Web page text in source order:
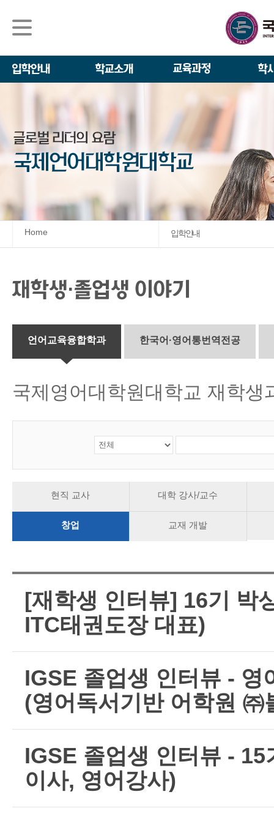
석사/박사과정
일반(내국인)전
외국인 유학생
모집요강
About IGSE
IGSE 소개
설립 이념과 비
학교법인
IGSE 발자취
학교 상징
석사과정
언어교육융합학
TESOL & 영어
영어·한국어교
외국어로서의
학사 일정
규정
IGSE News
학업 활동
장학제도
IT 지원 안내
Home 입학안내
언어교육융합학과 한국어·영어통번역전공
국제영어대학원대학교 재학
현직 교사 대학 강사/교수
창업 교재 개발
[재학생 인터뷰] 16기 박
ITC태권도장 대표)
IGSE 졸업생 인터뷰 - 영
(영어독서기반 어학원 ㈜
IGSE 졸업생 인터뷰 -
이사, 영어강사)